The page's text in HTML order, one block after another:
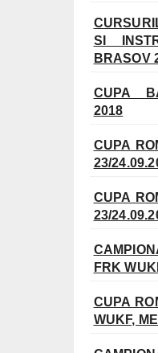
SI
BRASOV
CUPA
2018
CUPA
23/
CUPA
23/
FRK
CUPA
WUKF,